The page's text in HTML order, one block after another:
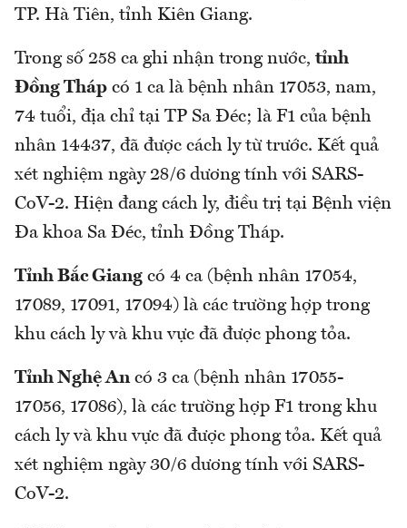
TP. Hà Tiên, tỉnh Kiên Giang.
Trong số 258 ca ghi nhận trong nước, tỉnh
Đồng Tháp có 1 ca là bệnh nhân 17053, nam,
74 tuổi, địa chỉ tại TP Sa Đéc; là F1 của bệnh
nhân 14437, đã được cách ly từ trước. Kết quả
xét nghiệm ngày 28/6 dương tính với SARS-
CoV-2. Hiện đang cách ly, điều trị tại Bệnh viện
Đa khoa Sa Đéc, tỉnh Đồng Tháp.
Tỉnh Bắc Giang có 4 ca (bệnh nhân 17054,
17089, 17091, 17094) là các trường hợp trong
khu cách ly và khu vực đã được phong tỏa.
Tỉnh Nghệ Ancó 3 ca (bệnh nhân 17055-
17056, 17086), là các trường hợp F1 trong khu
cách ly và khu vực đã được phong tỏa. Kết quả
xét nghiệm ngày 30/6 dương tính với SARS-
CoV-2.